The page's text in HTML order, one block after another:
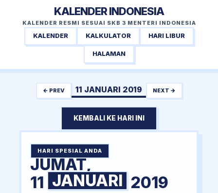
KALENDER INDONESIA
KALENDER RESMI SESUAI SKB 3 MENTERI INDONESIA
KALENDER KALKULATOR HARI LIBUR
HALAMAN
← PREV 11 JANUARI 2019 NEXT →
KEMBALI KE HARI INI
HARI SPESIAL ANDA
JUMAT,
11 JANUARI 2019